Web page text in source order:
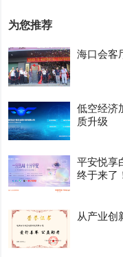
为您推荐
海口会客
低空经济
质升级
平安悦享
终于来了
从产业创